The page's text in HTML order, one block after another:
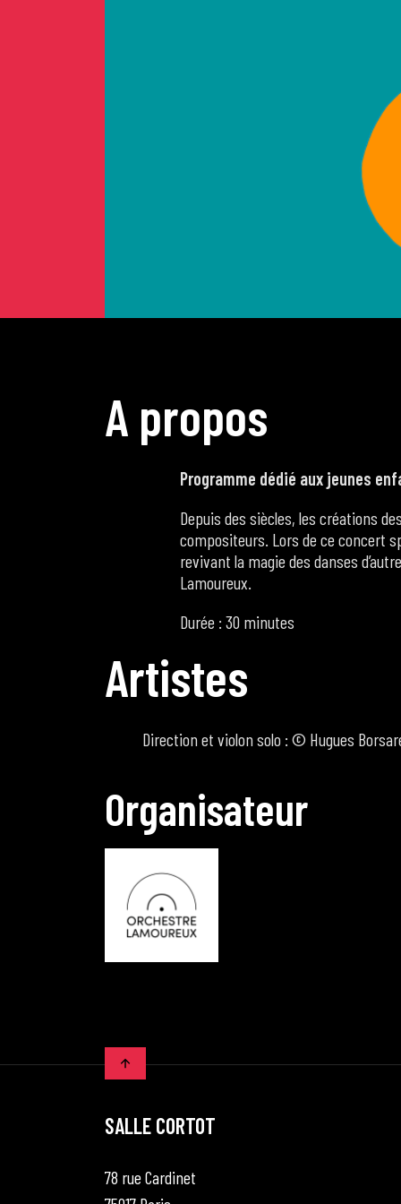
A propos
Programme dédié aux jeunes
Depuis des siècles, les créations
compositeurs. Lors de ce concert
revivant la magie des danses
Lamoureux.
Durée : 30 minutes
Artistes
Direction et violon solo : © Hugues
Organisateur
SALLE CORTOT
78 rue Cardinet